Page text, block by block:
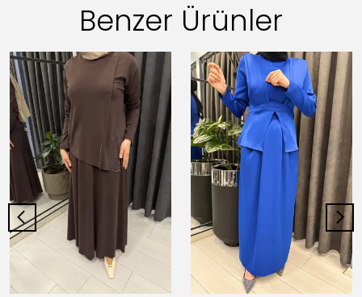
Benzer Ürünler